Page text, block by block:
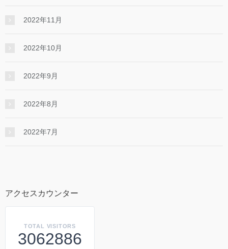
2022年11月
2022年10月
2022年9月
2022年8月
2022年7月
アクセスカウンター
TOTAL VISITORS
3062886